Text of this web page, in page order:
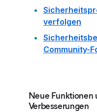
verfolgen
Community-
Neue Funktionen
Verbesserungen